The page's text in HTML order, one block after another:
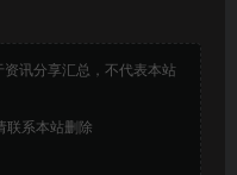
讯分享汇总，不代表本站
联系本站删除